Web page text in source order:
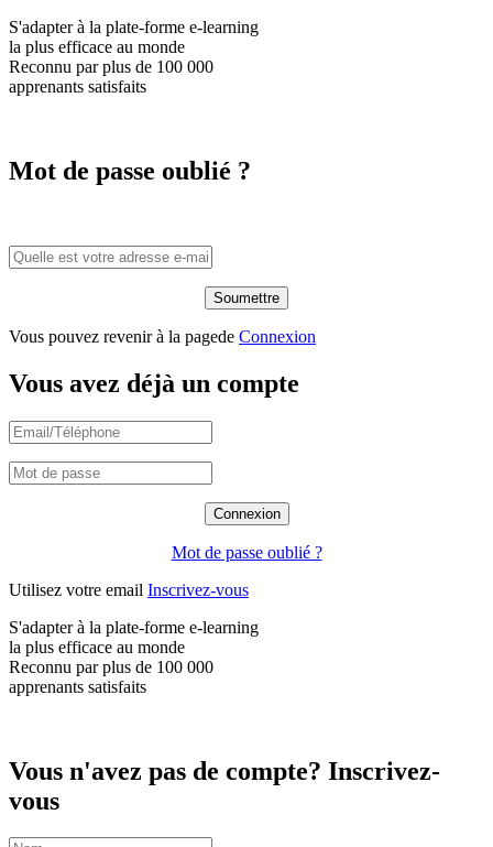
S'adapter à la plate-forme e-learning
la plus efficace au monde
Reconnu par plus de 100 000
apprenants satisfaits
Mot de passe oublié ?
Vous pouvez revenir à la pagede Connexion
Vous avez déjà un compte
Mot de passe oublié ?
Utilisez votre email Inscrivez-vous
S'adapter à la plate-forme e-learning
la plus efficace au monde
Reconnu par plus de 100 000
apprenants satisfaits
Vous n'avez pas de compte? Inscrivez-
vous